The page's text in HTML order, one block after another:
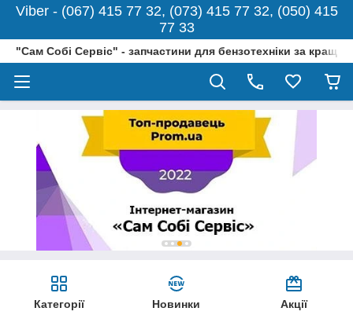
Viber - (067) 415 77 32, (073) 415 77 32, (050) 415
77 33
"Сам Собі Сервіс" - запчастини для бензотехніки за
Категорії Новинки Акції